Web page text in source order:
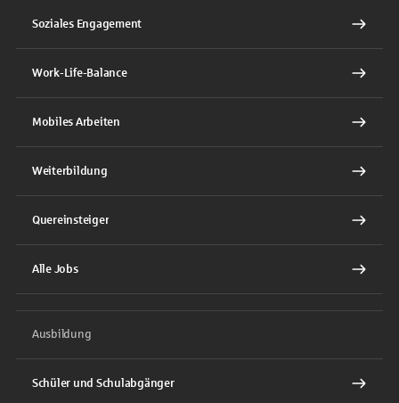
Soziales Engagement
Work-Life-Balance
Mobiles Arbeiten
Weiterbildung
Quereinsteiger
Alle Jobs
Ausbildung
Schüler und Schulabgänger